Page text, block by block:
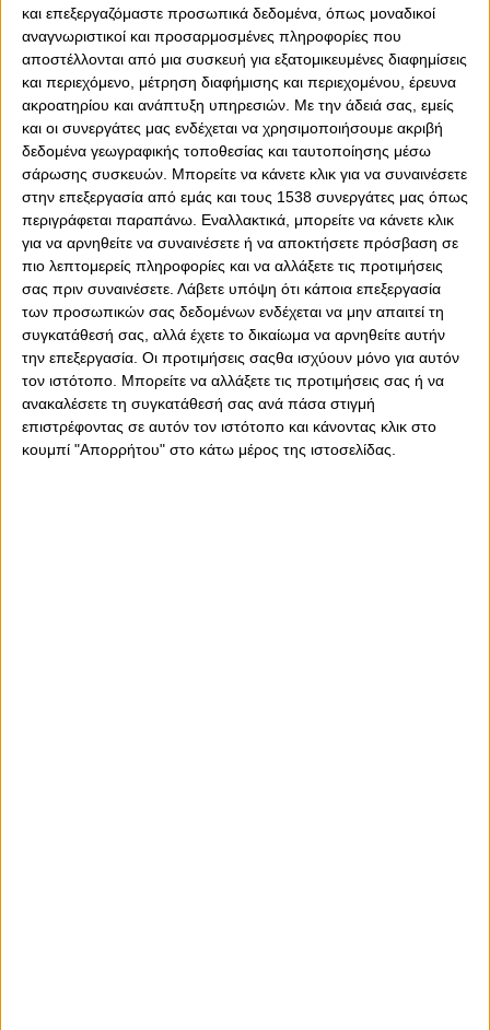
και επεξεργαζόμαστε προσωπικά δεδομένα, όπως μοναδικοί
αναγνωριστικοί και προσαρμοσμένες πληροφορίες που
αποστέλλονται από μια συσκευή για εξατομικευμένες διαφημίσεις
και περιεχόμενο, μέτρηση διαφήμισης και περιεχομένου, έρευνα
ακροατηρίου και ανάπτυξη υπηρεσιών. Με την άδειά σας, εμείς
και οι συνεργάτες μας ενδέχεται να χρησιμοποιήσουμε ακριβή
δεδομένα γεωγραφικής τοποθεσίας και ταυτοποίησης μέσω
σάρωσης συσκευών. Μπορείτε να κάνετε κλικ για να συναινέσετε
στην επεξεργασία από εμάς και τους 1538 συνεργάτες μας όπως
περιγράφεται παραπάνω. Εναλλακτικά, μπορείτε να κάνετε κλικ
για να αρνηθείτε να συναινέσετε ή να αποκτήσετε πρόσβαση σε
πιο λεπτομερείς πληροφορίες και να αλλάξετε τις προτιμήσεις
σας πριν συναινέσετε. Λάβετε υπόψη ότι κάποια επεξεργασία
των προσωπικών σας δεδομένων ενδέχεται να μην απαιτεί τη
συγκατάθεσή σας, αλλά έχετε το δικαίωμα να αρνηθείτε αυτήν
την επεξεργασία. Οι προτιμήσεις σαςθα ισχύουν μόνο για αυτόν
τον ιστότοπο. Μπορείτε να αλλάξετε τις προτιμήσεις σας ή να
ανακαλέσετε τη συγκατάθεσή σας ανά πάσα στιγμή
επιστρέφοντας σε αυτόν τον ιστότοπο και κάνοντας κλικ στο
κουμπί "Απορρήτου" στο κάτω μέρος της ιστοσελίδας.
Κυριακή, 21 Ιανουαρίου 2024 - 18:08
0 0
Σε τρομερή κατάσταση βρίσκεται ο Νίκολα Μιλουτίνοφ!
Αντί να ζώσουν τον Ολυμπιακό τα φίδια, που έχασε το
βασικό και κυριαρχικό «πεντάρι» του, ενώ ακολουθεί